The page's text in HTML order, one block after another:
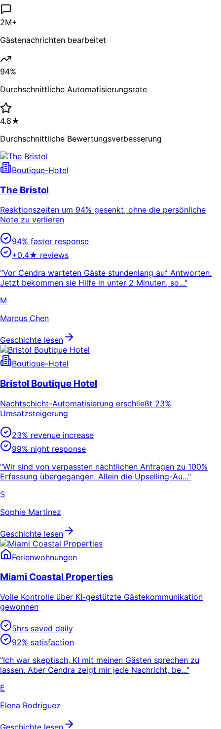
2M+
Gästenachrichten bearbeitet
94%
Durchschnittliche Automatisierungsrate
4.8★
Durchschnittliche Bewertungsverbesserung
Boutique-Hotel
The Bristol
Reaktionszeiten um 94% gesenkt, ohne die persönliche
Note zu verlieren
94% faster response
+0.4★ reviews
"Vor Cendra warteten Gäste stundenlang auf Antworten.
Jetzt bekommen sie Hilfe in unter 2 Minuten, so..."
M
Marcus Chen
Geschichte lesen
Boutique-Hotel
Bristol Boutique Hotel
Nachtschicht-Automatisierung erschließt 23%
Umsatzsteigerung
23% revenue increase
99% night response
"Wir sind von verpassten nächtlichen Anfragen zu 100%
Erfassung übergegangen. Allein die Upselling-Au..."
S
Sophie Martinez
Geschichte lesen
Ferienwohnungen
Miami Coastal Properties
Volle Kontrolle über KI-gestützte Gästekommunikation
gewonnen
5hrs saved daily
92% satisfaction
"Ich war skeptisch, KI mit meinen Gästen sprechen zu
lassen. Aber Cendra zeigt mir jede Nachricht, be..."
E
Elena Rodriguez